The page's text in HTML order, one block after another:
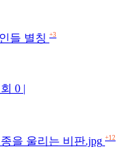
들 별칭 +3
0 |
을 울리는 비판.jpg +12